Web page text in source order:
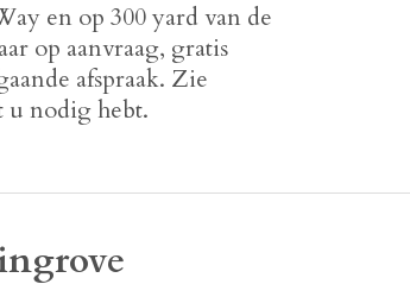
en op 300 yard van de
op aanvraag, gratis
afspraak. Zie
u nodig hebt.